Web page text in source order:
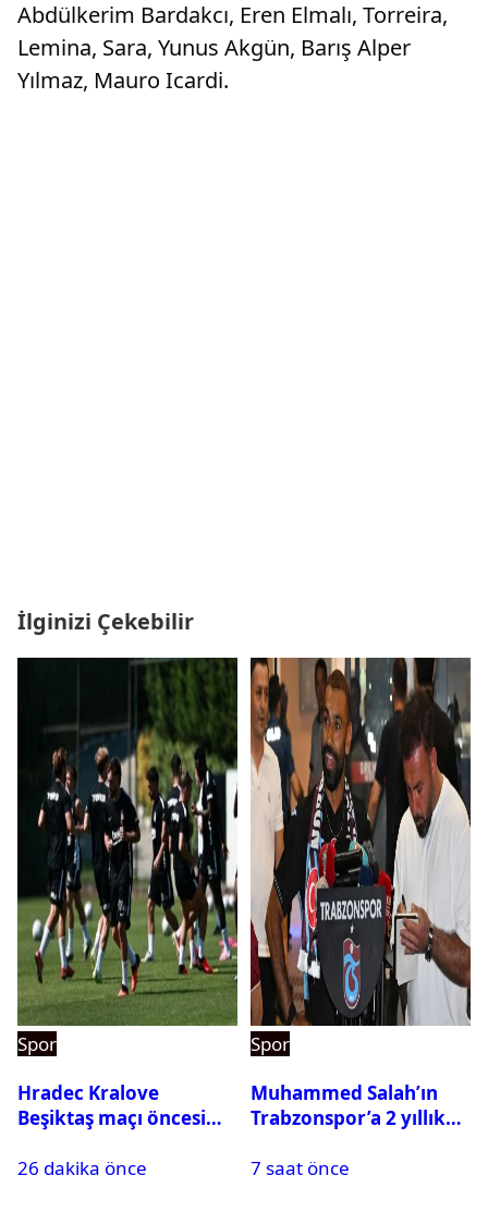
Abdülkerim Bardakcı, Eren Elmalı, Torreira,
Lemina, Sara, Yunus Akgün, Barış Alper
Yılmaz, Mauro Icardi.
İlginizi Çekebilir
Spor
Hradec Kralove
Beşiktaş maçı öncesi
Siyah-Beyazlıların 11’i
26 dakika önce
Spor
Muhammed Salah’ın
Trabzonspor’a 2 yıllık
7 saat önce